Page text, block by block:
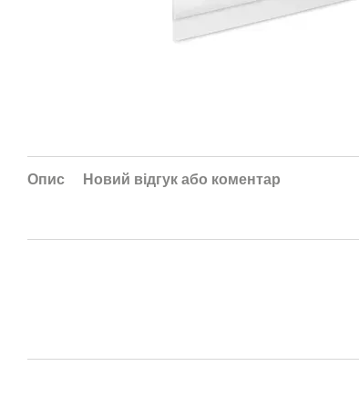
Опис Новий відгук або коментар